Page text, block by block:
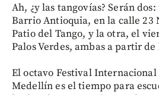
Ah, ¿y las tangovías? Serán
Barrio Antioquia, en la calle 23
Patio del Tango, y la otra, el
Palos Verdes, ambas a partir
El octavo Festival Internacional
Medellín es el tiempo para